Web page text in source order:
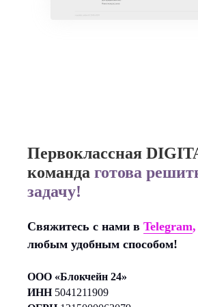
Первоклассная
команда готова
задачу!
Свяжитесь с нами в Telegram,
любым удобным способом!
ООО «Блокчейн 24»
ИНН 5041211909